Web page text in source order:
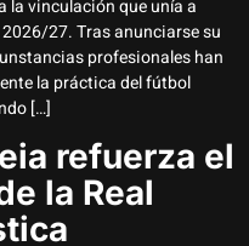
la vinculación que unía a
27. Tras anunciarse su
profesionales han
la práctica del fútbol
[…]
refuerza el
la Real